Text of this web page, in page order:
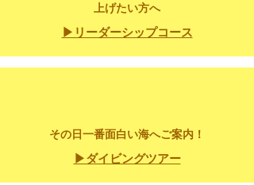
上げたい方へ
▶リーダーシップコース
​その日一番面白い海へご案内！
▶ダイビングツアー